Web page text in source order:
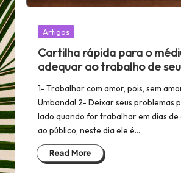
Posted
Artigos
Cartilha rápida para o
adequar ao trabalho de
1- Trabalhar com amor, pois, sem
Umbanda! 2- Deixar seus problemas
lado quando for trabalhar em dias
ao público, neste dia ele é…
Read More